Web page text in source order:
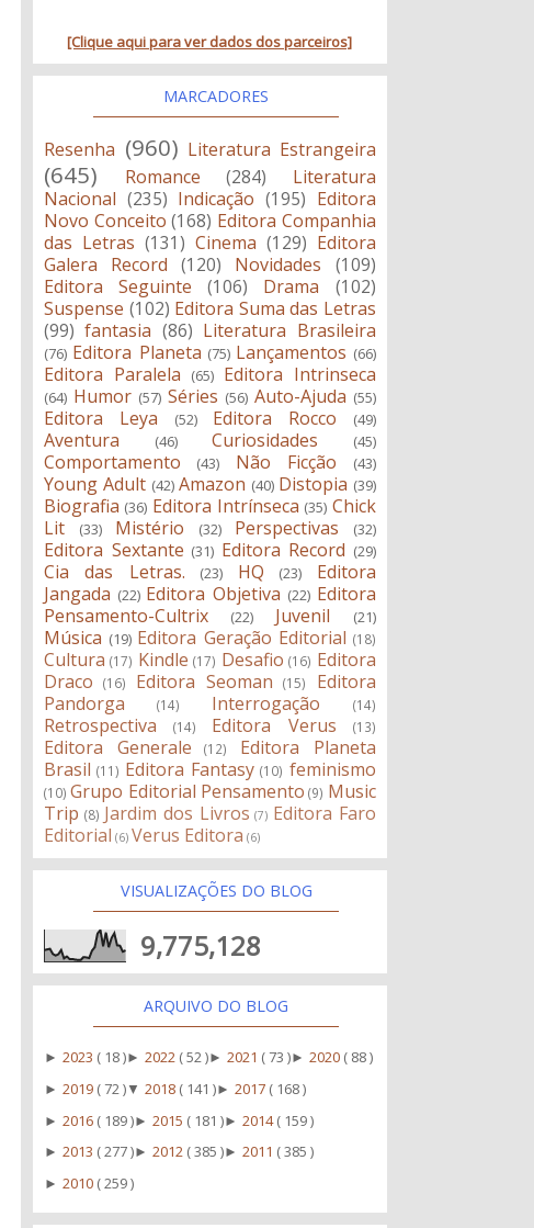
[Clique aqui para ver dados dos parceiros]
MARCADORES
Resenha (960) Literatura Estrangeira
(645) Romance (284)
Literatura
Nacional (235) Indicação (195) Editora
Novo Conceito (168) Editora Companhia
das Letras (131) Cinema (129) Editora
Galera Record
(120) Novidades
(109)
Editora Seguinte
(106) Drama
(102)
Suspense (102) Editora Suma das Letras
(99) fantasia (86) Literatura Brasileira
(76) Editora Planeta (75) Lançamentos (66)
Editora Paralela (65) Editora Intrinseca
(64) Humor (57) Séries (56) Auto-Ajuda (55)
Editora Leya (52) Editora Rocco (49)
Aventura (46) Curiosidades (45)
Comportamento (43) Não Ficção (43)
Young Adult (42) Amazon (40) Distopia (39)
Biografia (36) Editora Intrínseca (35) Chick
Lit
(33) Mistério (32) Perspectivas (32)
Editora Sextante (31) Editora Record (29)
Cia das Letras. (23) HQ (23)
Editora
Jangada (22) Editora Objetiva (22) Editora
Pensamento-Cultrix
(22) Juvenil (21)
Música (19) Editora Geração Editorial (18)
Cultura (17) Kindle (17) Desafio (16) Editora
Draco
(16) Editora Seoman (15)
Editora
Pandorga
(14) Interrogação (14)
Retrospectiva (14) Editora Verus (13)
Editora Generale (12)
Editora Planeta
Brasil (11) Editora Fantasy (10) feminismo
(10) Grupo Editorial Pensamento (9) Music
Trip (8) Jardim dos Livros (7) Editora Faro
Editorial (6) Verus Editora (6)
VISUALIZAÇÕES DO BLOG
9,775,128
ARQUIVO DO BLOG
►2023 ( 18 )►2022 ( 52 )►2021 ( 73 )►2020 ( 88 )
►2019 ( 72 ) ▼2018 ( 141 )►2017 ( 168 )
►2016 ( 189 )►2015 ( 181 )►2014( 159 )
►2013 ( 277 )►2012 ( 385 )►2011 ( 385 )
►2010 ( 259 )